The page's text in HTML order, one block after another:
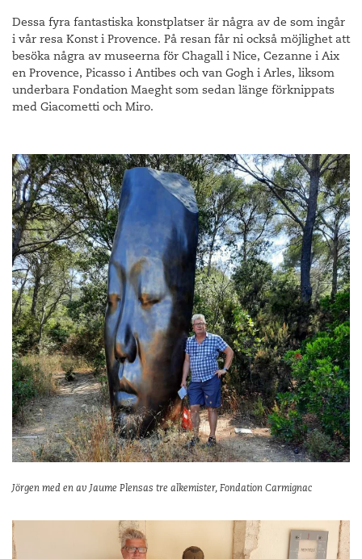
Dessa fyra fantastiska konstplatser är några av de som ingår
i vår resa Konst i Provence. På resan får ni också möjlighet att
besöka några av museerna för Chagall i Nice, Cezanne i Aix
en Provence, Picasso i Antibes och van Gogh i Arles, liksom
underbara Fondation Maeght som sedan länge förknippats
med Giacometti och Miro.
Jörgen med en av Jaume Plensas tre alkemister, Fondation Carmignac